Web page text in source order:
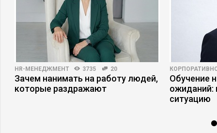
HR-МЕНЕДЖМЕНТ 3735 20
Зачем нанимать на работу людей,
которые раздражают
Обучение
ожиданий:
ситуацию